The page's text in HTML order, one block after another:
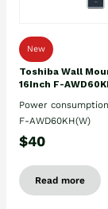
New
Toshiba Wall
16Inch F-
Power
F-AWD60KH(W)
$40
Read more